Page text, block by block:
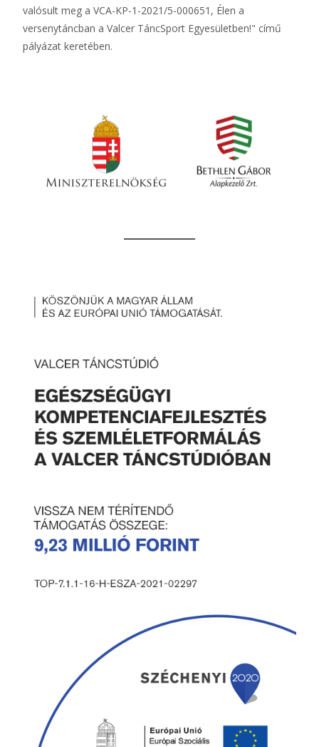
valósult meg a VCA-KP-1-2021/5-000651, Élen a
versenytáncban a Valcer TáncSport Egyesületben!" című
pályázat keretében.